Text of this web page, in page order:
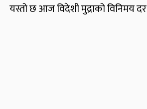
यस्तो छ आज विदेशी मुद्राको विनिमय दर